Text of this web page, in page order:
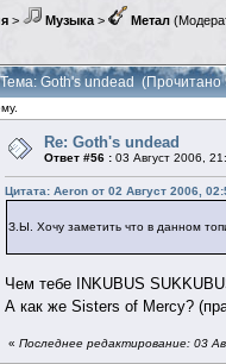
> Музыка > Метал
Тема: Goth's undead (Прочитано
Re: Goth's undead
Ответ #56 : 03 Август 2006,
Цитата: Aeron от 02 Август 2006,
З.Ы. Хочу заметить что в данном
Чем тебе INKUBUS
А как же Sisters of Mercy?
« Последнее редактирование: 03